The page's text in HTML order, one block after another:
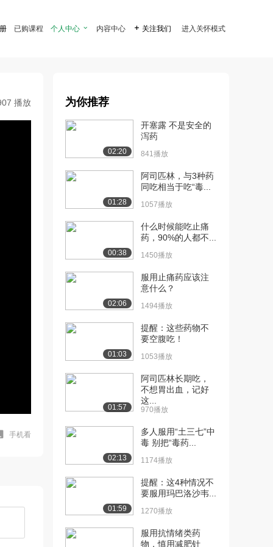
已购课程 个人中心  内容中心  关注我们 进入关怀模式
播放
手机看
为你推荐
02:20
开塞露 不是安全的
泻药
841播放
01:28
阿司匹林，与3种药
同吃相当于吃“毒...
1057播放
00:38
什么时候能吃止痛
药，90%的人都不...
1450播放
02:06
服用止痛药应该注
意什么？
1494播放
01:03
提醒：这些药物不
要空腹吃！
1053播放
01:57
阿司匹林长期吃，
不想胃出血，记好
这...
970播放
02:13
多人服用“土三七”中
毒 别把“毒药...
1174播放
01:59
提醒：这4种情况不
要服用玛巴洛沙韦...
1270播放
服用抗情绪类药
物，慎用减肥针